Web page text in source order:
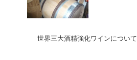
世界三大酒精強化ワインについて